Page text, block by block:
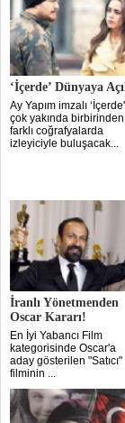
‘İçerde’ Dünyaya
Ay Yapım imzalı
çok yakında birbirinden
farklı coğrafyalarda
izleyiciyle buluşacak...
İranlı Yönetmenden
Oscar Kararı!
En İyi Yabancı Film
kategorisinde Oscar'a
aday gösterilen "Satıcı"
filminin ...